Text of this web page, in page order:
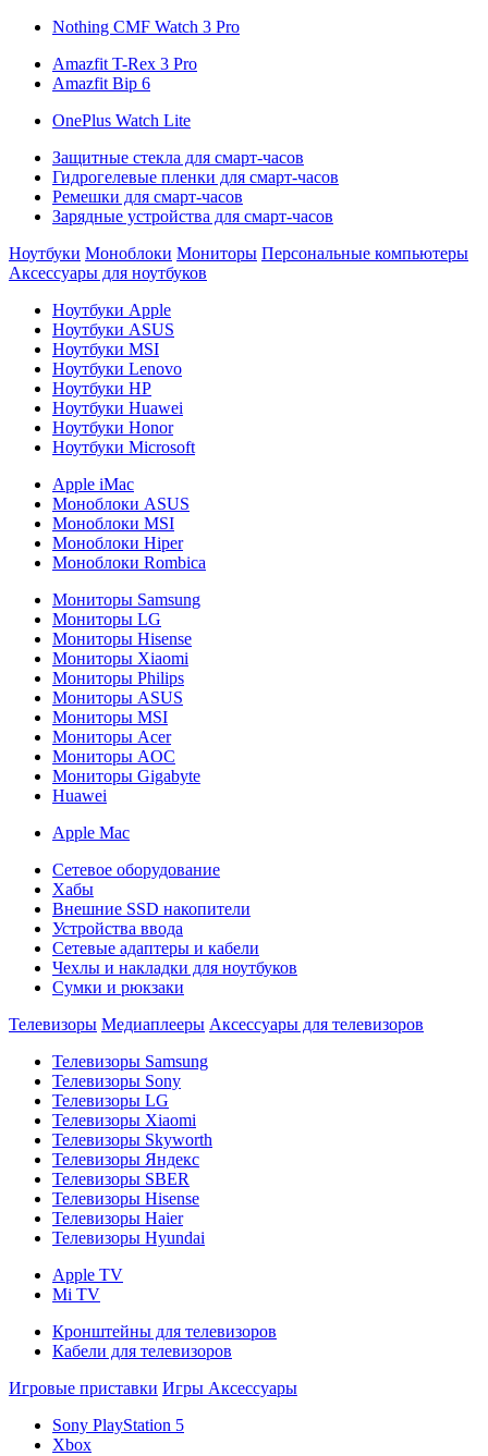
Nothing CMF Watch 3 Pro
Amazfit T-Rex 3 Pro
Amazfit Bip 6
OnePlus Watch Lite
Защитные стекла для смарт-часов
Гидрогелевые пленки для смарт-часов
Ремешки для смарт-часов
Зарядные устройства для смарт-часов
Ноутбуки Моноблоки Мониторы Персональные компьютеры
Аксессуары для ноутбуков
Ноутбуки Apple
Ноутбуки ASUS
Ноутбуки MSI
Ноутбуки Lenovo
Ноутбуки HP
Ноутбуки Huawei
Ноутбуки Honor
Ноутбуки Microsoft
Apple iMac
Моноблоки ASUS
Моноблоки MSI
Моноблоки Hiper
Моноблоки Rombica
Мониторы Samsung
Мониторы LG
Мониторы Hisense
Мониторы Xiaomi
Мониторы Philips
Мониторы ASUS
Мониторы MSI
Мониторы Acer
Мониторы AOC
Мониторы Gigabyte
Huawei
Apple Mac
Сетевое оборудование
Хабы
Внешние SSD накопители
Устройства ввода
Сетевые адаптеры и кабели
Чехлы и накладки для ноутбуков
Сумки и рюкзаки
Телевизоры Медиаплееры Аксессуары для телевизоров
Телевизоры Samsung
Телевизоры Sony
Телевизоры LG
Телевизоры Xiaomi
Телевизоры Skyworth
Телевизоры Яндекс
Телевизоры SBER
Телевизоры Hisense
Телевизоры Haier
Телевизоры Hyundai
Apple TV
Mi TV
Кронштейны для телевизоров
Кабели для телевизоров
Игровые приставки Игры Аксессуары
Sony PlayStation 5
Xbox